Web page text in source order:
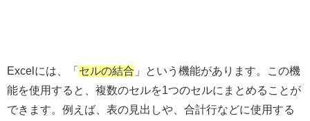
Excelには、「 セルの結合 」という機能があります。この機
能を使用すると、複数のセルを1つのセルにまとめることが
できます。例えば、表の見出しや、合計行などに使用する